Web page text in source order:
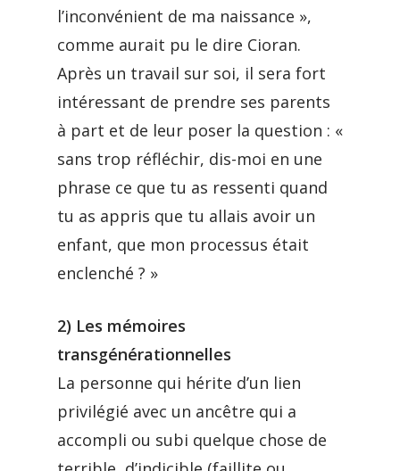
l’inconvénient de ma naissance »,
comme aurait pu le dire Cioran.
Après un travail sur soi, il sera fort
intéressant de prendre ses parents
à part et de leur poser la question : «
sans trop réfléchir, dis-moi en une
phrase ce que tu as ressenti quand
tu as appris que tu allais avoir un
enfant, que mon processus était
enclenché ? »
2) Les mémoires
transgénérationnelles
La personne qui hérite d’un lien
privilégié avec un ancêtre qui a
accompli ou subi quelque chose de